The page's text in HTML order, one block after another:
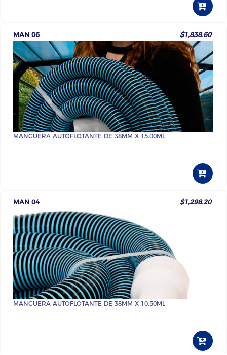
MAN 06 $1,838.60
MANGUERA AUTOFLOTANTE DE 38MM X 15.00ML
MAN 04 $1,298.20
MANGUERA AUTOFLOTANTE DE 38MM X 10.50ML